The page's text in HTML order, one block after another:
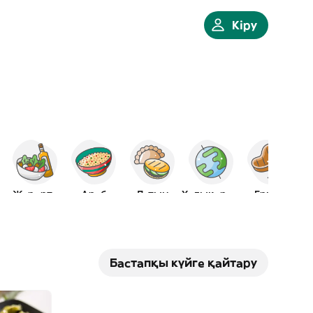
Кіру
Жерорта Араб Латын Гриль
Бастапқы күйге қайтару